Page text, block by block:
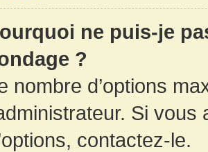
ne puis-je
?
nombre d’options
Si
contactez-le.